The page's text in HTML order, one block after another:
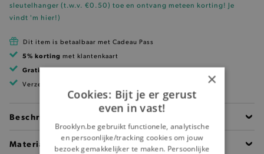
sleutelhanger (t.w.v. €0.50) toe en ontvang meteen korting! Je
vindt 'm hier!)
Dit item is betaalbaar met Cadeau Pass
5% korting met klantenkaart
Gratis verzendingvanaf 99 EUR
Verzending binnen 1 à 2 werkdagen
Beschrijving
Materiaal
×
Cookies: Bijt je er gerust
even in vast!
Brooklyn.be gebruikt functionele, analytische
en persoonlijke/tracking cookies om jouw
bezoek gemakkelijker te maken. Persoonlijke